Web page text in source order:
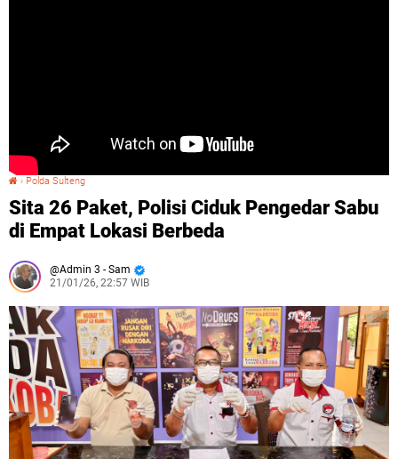
› Polda Sulteng
Sita 26 Paket, Polisi Ciduk Pengedar Sabu
di Empat Lokasi Berbeda
Admin 3 - Sam
21/01/26, 22:57 WIB